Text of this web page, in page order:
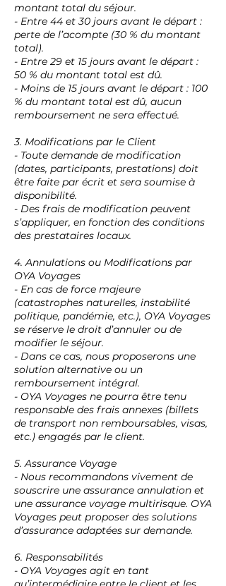
montant total du séjour.
- Entre 44 et 30 jours avant le départ :
perte de l’acompte (30 % du montant
total).
- Entre 29 et 15 jours avant le départ :
50 % du montant total est dû.
- Moins de 15 jours avant le départ : 100
% du montant total est dû, aucun
remboursement ne sera effectué.
3. Modifications par le Client
- Toute demande de modification
(dates, participants, prestations) doit
être faite par écrit et sera soumise à
disponibilité.
- Des frais de modification peuvent
s’appliquer, en fonction des conditions
des prestataires locaux.
4. Annulations ou Modifications par
OYA Voyages
- En cas de force majeure
(catastrophes naturelles, instabilité
politique, pandémie, etc.), OYA Voyages
se réserve le droit d’annuler ou de
modifier le séjour.
- Dans ce cas, nous proposerons une
solution alternative ou un
remboursement intégral.
- OYA Voyages ne pourra être tenu
responsable des frais annexes (billets
de transport non remboursables, visas,
etc.) engagés par le client.
5. Assurance Voyage
- Nous recommandons vivement de
souscrire une assurance annulation et
une assurance voyage multirisque. OYA
Voyages peut proposer des solutions
d’assurance adaptées sur demande.
6. Responsabilités
- OYA Voyages agit en tant